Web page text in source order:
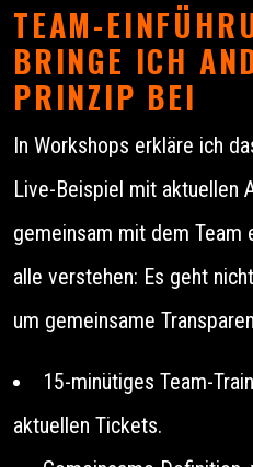
TEAM-
BRINGE ICH
PRINZIP BEI
In Workshops erkläre ich
Live-Beispiel mit aktuellen
gemeinsam mit dem Team
alle verstehen: Es geht
um gemeinsame
15-minütiges Team-
aktuellen Tickets.